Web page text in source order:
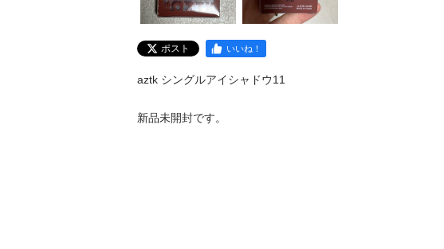
ポスト いいね！
aztk シングルアイシャドウ11
新品未開封です。